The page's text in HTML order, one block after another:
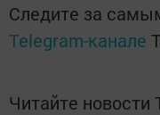
Следите за
Telegram-канале
Читайте новости